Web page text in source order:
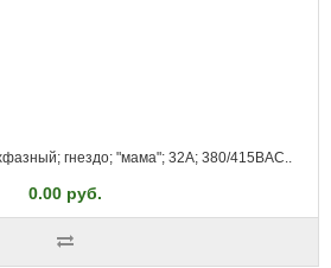
гнездо; "мама"; 32А; 380/415ВAC..
0.00 руб.